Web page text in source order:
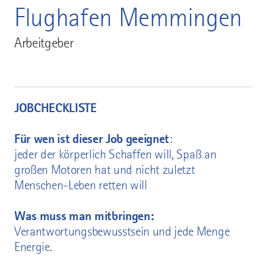
Flughafen Memmingen
Arbeitgeber
JOBCHECKLISTE
Für wen ist dieser Job geeignet:
jeder der körperlich Schaffen will, Spaß an
großen Motoren hat und nicht zuletzt
Menschen-Leben retten will
Was muss man mitbringen:
Verantwortungsbewusstsein und jede Menge
Energie.